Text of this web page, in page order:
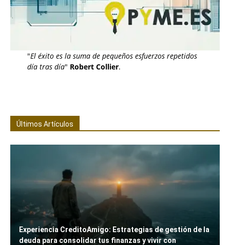
"El éxito es la suma de pequeños esfuerzos repetidos
día tras día" Robert Collier.
Últimos Artículos
Experiencia CreditoAmigo: Estrategias de gestión de la
deuda para consolidar tus finanzas y vivir con